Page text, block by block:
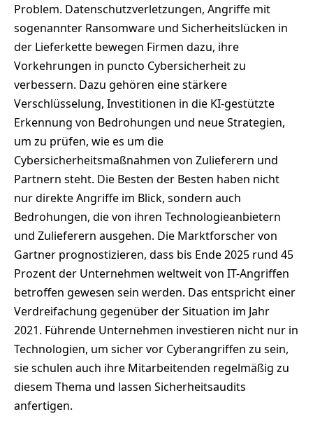
Problem. Datenschutzverletzungen, Angriffe mit
sogenannter Ransomware und Sicherheitslücken in
der Lieferkette bewegen Firmen dazu, ihre
Vorkehrungen in puncto Cybersicherheit zu
verbessern. Dazu gehören eine stärkere
Verschlüsselung, Investitionen in die KI-gestützte
Erkennung von Bedrohungen und neue Strategien,
um zu prüfen, wie es um die
Cybersicherheitsmaßnahmen von Zulieferern und
Partnern steht. Die Besten der Besten haben nicht
nur direkte Angriffe im Blick, sondern auch
Bedrohungen, die von ihren Technologieanbietern
und Zulieferern ausgehen. Die Marktforscher von
Gartner prognostizieren, dass bis Ende 2025 rund 45
Prozent der Unternehmen weltweit von IT-Angriffen
betroffen gewesen sein werden. Das entspricht einer
Verdreifachung gegenüber der Situation im Jahr
2021. Führende Unternehmen investieren nicht nur in
Technologien, um sicher vor Cyberangriffen zu sein,
sie schulen auch ihre Mitarbeitenden regelmäßig zu
diesem Thema und lassen Sicherheitsaudits
anfertigen.